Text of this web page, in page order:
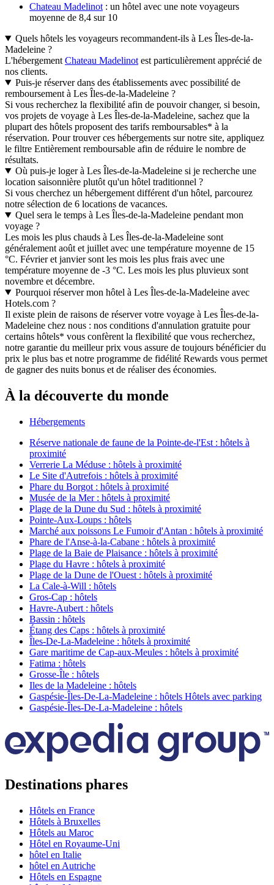
Chateau Madelinot : un hôtel avec une note voyageurs
moyenne de 8,4 sur 10
Quels hôtels les voyageurs recommandent-ils à Les Îles-de-la-
Madeleine ?
L'hébergement Chateau Madelinot est particulièrement apprécié de
nos clients.
Puis-je réserver dans des établissements avec possibilité de
remboursement à Les Îles-de-la-Madeleine ?
Si vous recherchez la flexibilité afin de pouvoir changer, si besoin,
vos projets de voyage à Les Îles-de-la-Madeleine, sachez que la
plupart des hôtels proposent des tarifs remboursables* à la
réservation. Pour trouver ces hébergements sur notre site, appliquez
le filtre Entièrement remboursable afin de réduire le nombre de
résultats.
Où puis-je loger à Les Îles-de-la-Madeleine si je recherche une
location saisonnière plutôt qu'un hôtel traditionnel ?
Si vous cherchez un hébergement différent d'un hôtel, parcourez
notre sélection de 6 locations de vacances.
Quel sera le temps à Les Îles-de-la-Madeleine pendant mon
voyage ?
Les mois les plus chauds à Les Îles-de-la-Madeleine sont
généralement août et juillet avec une température moyenne de 15
°C. Février et janvier sont les mois les plus frais avec une
température moyenne de -3 °C. Les mois les plus pluvieux sont
novembre et décembre.
Pourquoi réserver mon hôtel à Les Îles-de-la-Madeleine avec
Hotels.com ?
Il existe plein de raisons de réserver votre voyage à Les Îles-de-la-
Madeleine chez nous : nos conditions d'annulation gratuite pour
certains hôtels* vous confèrent la flexibilité que vous recherchez,
notre garantie du meilleur prix vous assure de toujours bénéficier du
prix le plus bas et notre programme de fidélité Rewards vous permet
de gagner des nuits bonus et de réaliser des économies.
À la découverte du monde
Hébergements
Réserve nationale de faune de la Pointe-de-l'Est : hôtels à
proximité
Verrerie La Méduse : hôtels à proximité
Le Site d'Autrefois : hôtels à proximité
Phare du Borgot : hôtels à proximité
Musée de la Mer : hôtels à proximité
Plage de la Dune du Sud : hôtels à proximité
Pointe-Aux-Loups : hôtels
Marché aux poissons Le Fumoir d'Antan : hôtels à proximité
Phare de l'Anse-à-la-Cabane : hôtels à proximité
Plage de la Baie de Plaisance : hôtels à proximité
Plage du Havre : hôtels à proximité
Plage de la Dune de l'Ouest : hôtels à proximité
La Cale-à-Will : hôtels
Gros-Cap : hôtels
Havre-Aubert : hôtels
Bassin : hôtels
Étang des Caps : hôtels à proximité
Îles-De-La-Madeleine : hôtels à proximité
Gare maritime de Cap-aux-Meules : hôtels à proximité
Fatima : hôtels
Grosse-Île : hôtels
Iles de la Madeleine : hôtels
Gaspésie-Îles-De-La-Madeleine : hôtels Hôtels avec parking
Gaspésie-Îles-De-La-Madeleine : hôtels
Destinations phares
Hôtels en France
Hôtels à Bruxelles
Hôtels au Maroc
Hôtel en Royaume-Uni
hôtel en Italie
hôtel en Autriche
Hôtels en Espagne